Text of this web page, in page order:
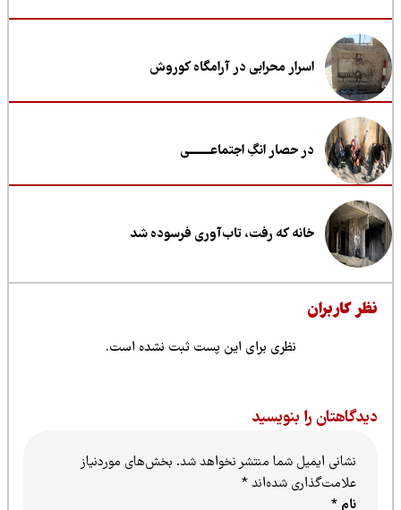
اسرار محرابی در آرامگاه کوروش
در حصار انگِ اجتماعــــــــی
خانه که رفت، تاب‌آوری فرسوده شد
کاربران
نظری برای این پست ثبت نشده است.
را بنویسید
نشانی ایمیل شما منتشر نخواهد شد.بخش‌های موردنیاز
علامت‌گذاری شده‌اند*